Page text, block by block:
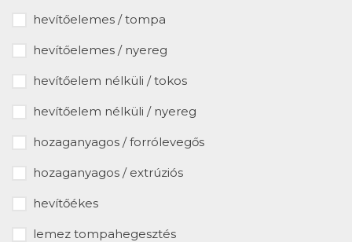
hevítőelemes / tompa
hevítőelemes / nyereg
hevítőelem nélküli / tokos
hevítőelem nélküli / nyereg
hozaganyagos / forrólevegős
hozaganyagos / extrúziós
hevítőékes
lemez tompahegesztés